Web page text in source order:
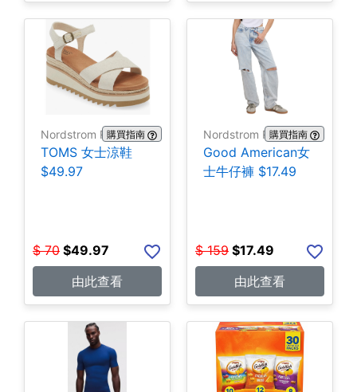
Nordstrom Rack購買指南
TOMS 女士涼鞋
$49.97
$ 70 $49.97
由此查看
Nordstrom Rack購買指南
Good American女
士牛仔褲 $17.49
$ 159 $17.49
由此查看